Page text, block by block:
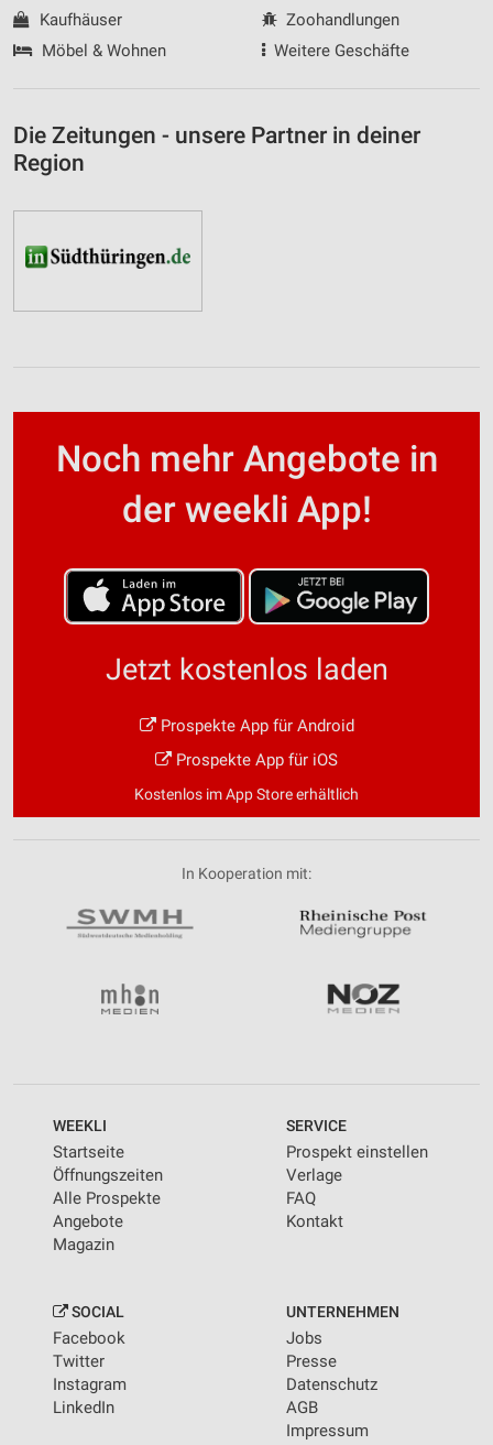
Kaufhäuser
Möbel & Wohnen
Zoohandlungen
Weitere Geschäfte
Die Zeitungen - unsere Partner in deiner
Region
Noch mehr Angebote in
der weekli App!
Jetzt kostenlos laden
Prospekte App für Android
Prospekte App für iOS
Kostenlos im App Store erhältlich
In Kooperation mit:
WEEKLI
Startseite
Öffnungszeiten
Alle Prospekte
Angebote
Magazin
SERVICE
Prospekt einstellen
Verlage
FAQ
Kontakt
SOCIAL
Facebook
Twitter
Instagram
LinkedIn
UNTERNEHMEN
Jobs
Presse
Datenschutz
AGB
Impressum